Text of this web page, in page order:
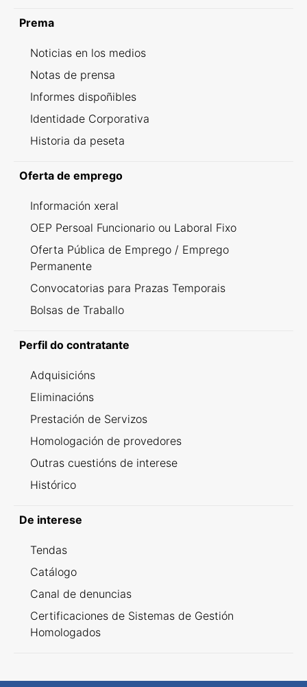
Prema
Noticias en los medios
Notas de prensa
Informes dispoñibles
Identidade Corporativa
Historia da peseta
Oferta de emprego
Información xeral
OEP Persoal Funcionario ou Laboral Fixo
Oferta Pública de Emprego / Emprego
Permanente
Convocatorias para Prazas Temporais
Bolsas de Traballo
Perfil do contratante
Adquisicións
Eliminacións
Prestación de Servizos
Homologación de provedores
Outras cuestións de interese
Histórico
De interese
Tendas
Catálogo
Canal de denuncias
Certificaciones de Sistemas de Gestión
Homologados